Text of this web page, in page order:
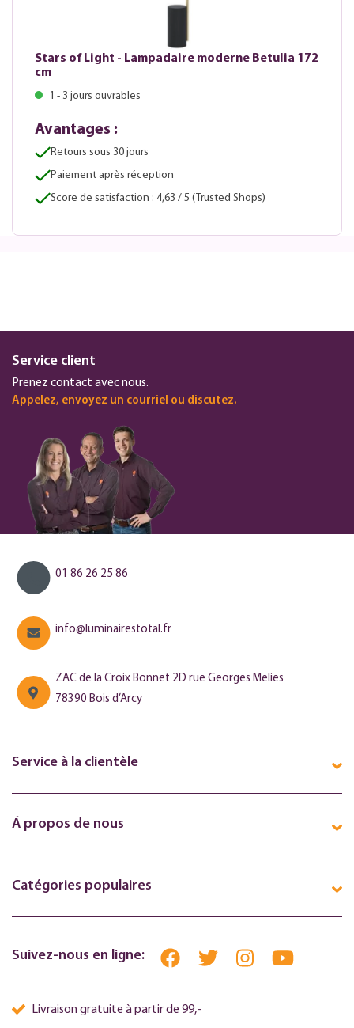
Stars of Light - Lampadaire moderne Betulia 172
cm
1 - 3 jours ouvrables
Avantages :
Retours sous 30 jours
Paiement après réception
Score de satisfaction : 4,63 / 5 (Trusted Shops)
Service client
Prenez contact avec nous.
Appelez, envoyez un courriel ou discutez.
01 86 26 25 86
info@luminairestotal.fr
ZAC de la Croix Bonnet 2D rue Georges Melies
78390 Bois d’Arcy
Service à la clientèle
Á propos de nous
Catégories populaires
Suivez-nous en ligne:
Livraison gratuite à partir de 99,-